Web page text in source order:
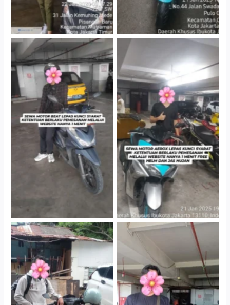
Cityplaza Jatinegara
Gedung Parkir P6A
Cityplaza Jatinegara
Gedung Parkir P6A